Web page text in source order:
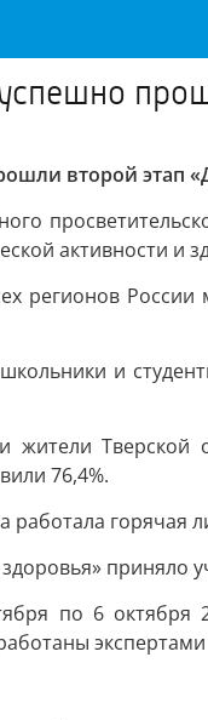
второй этап
активности и
регионов России
и
Тверской
76,4%.
работала горячая
приняло
по 6 октября